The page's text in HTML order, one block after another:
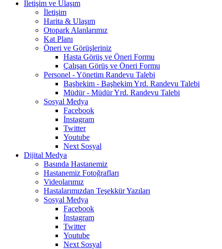
İletişim ve Ulaşım
İletişim
Harita & Ulaşım
Otopark Alanlarımız
Kat Planı
Öneri ve Görüşleriniz
Hasta Görüş ve Öneri Formu
Çalışan Görüş ve Öneri Formu
Personel - Yönetim Randevu Talebi
Başhekim - Başhekim Yrd. Randevu Talebi
Müdür - Müdür Yrd. Randevu Talebi
Sosyal Medya
Facebook
İnstagram
Twitter
Youtube
Next Sosyal
Dijital Medya
Basında Hastanemiz
Hastanemiz Fotoğrafları
Videolarımız
Hastalarımızdan Teşekkür Yazıları
Sosyal Medya
Facebook
İnstagram
Twitter
Youtube
Next Sosyal